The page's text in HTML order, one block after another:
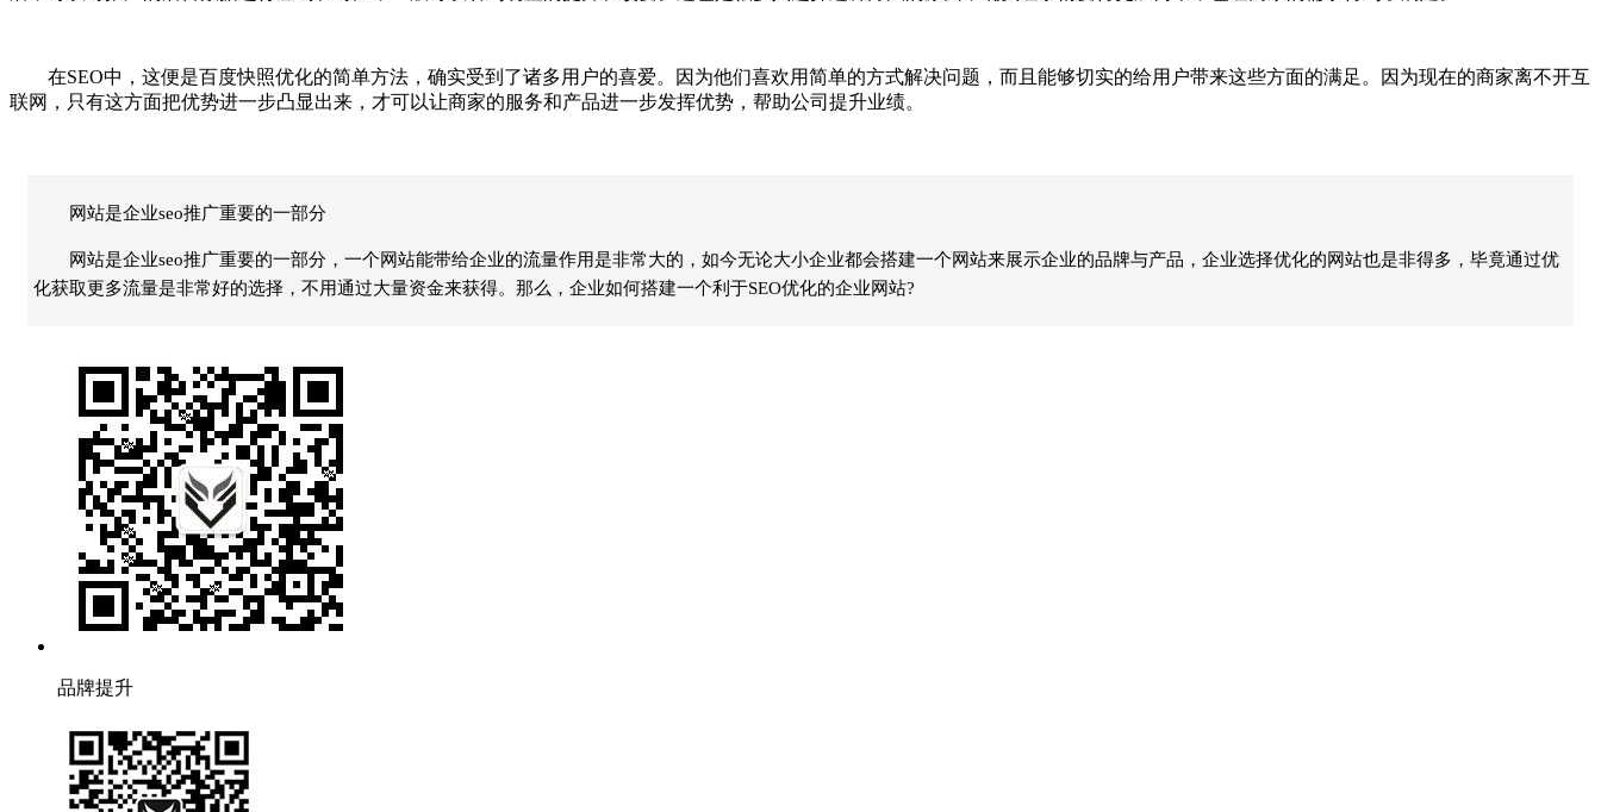
在SEO中，这便是百度快照优化的简单方法，确实受到了诸多用户的喜爱。因为他们喜欢用简单的方式解决问题，而且能够切实的给用户带来这些方面的满足。因为现在的商家离不开互
联网，只有这方面把优势进一步凸显出来，才可以让商家的服务和产品进一步发挥优势，帮助公司提升业绩。
网站是企业seo推广重要的一部分
网站是企业seo推广重要的一部分，一个网站能带给企业的流量作用是非常大的，如今无论大小企业都会搭建一个网站来展示企业的品牌与产品，企业选择优化的网站也是非得多，毕竟通过优
化获取更多流量是非常好的选择，不用通过大量资金来获得。那么，企业如何搭建一个利于SEO优化的企业网站?
品牌提升